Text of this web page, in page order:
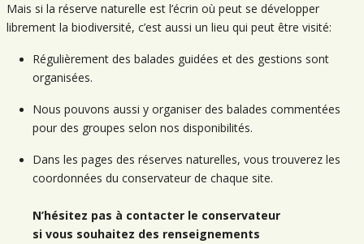
Mais si la réserve naturelle est l’écrin où peut se développer
librement la biodiversité, c’est aussi un lieu qui peut être visité:
Régulièrement des balades guidées et des gestions sont
organisées.
Nous pouvons aussi y organiser des balades commentées
pour des groupes selon nos disponibilités.
Dans les pages des réserves naturelles, vous trouverez les
coordonnées du conservateur de chaque site.
N’hésitez pas à contacter le conservateur
si vous souhaitez des renseignements